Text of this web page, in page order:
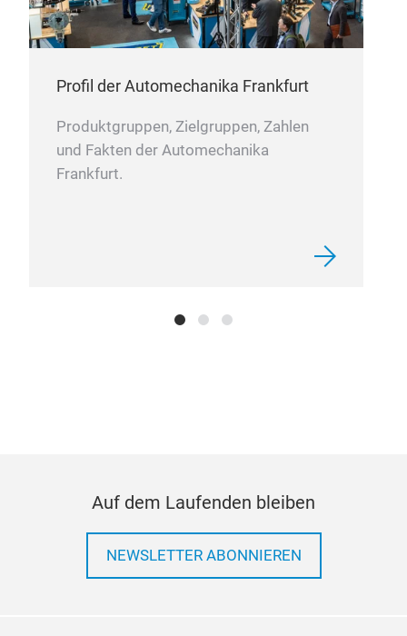
Profil der Automechanika Frankfurt
Produktgruppen, Zielgruppen, Zahlen
und Fakten der Automechanika
Frankfurt.
Auf dem Laufenden bleiben
NEWSLETTER ABONNIEREN